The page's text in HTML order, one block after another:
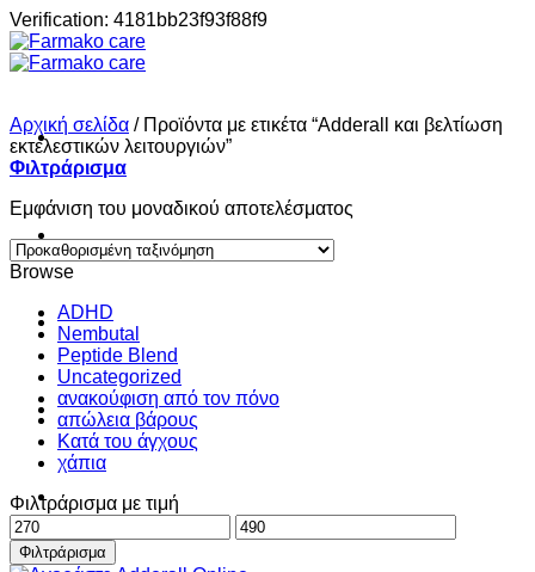
Verification: 4181bb23f93f88f9Μετάβαση
Σπίτι
Shop
About
Contact
Αρχική σελίδα /Προϊόντα με ετικέτα “Adderall και βελτίωση
εκτελεστικών λειτουργιών”
Φιλτράρισμα
Εμφάνιση του μοναδικού αποτελέσματος
Browse
ADHD
Nembutal
Peptide Blend
Uncategorized
ανακούφιση από τον πόνο
απώλεια βάρους
Κατά του άγχους
χάπια
Φιλτράρισμα με τιμή
Ελάχιστη
τιμή
Μέγιστη
τιμή
Φιλτράρισμα